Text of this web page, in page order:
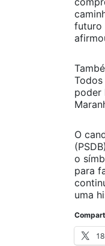
futuro
Todos
poder
O
o
para
uma